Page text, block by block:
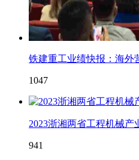
铁建重工业绩快报：海外
1047
2023浙湘两省工程机械产
941